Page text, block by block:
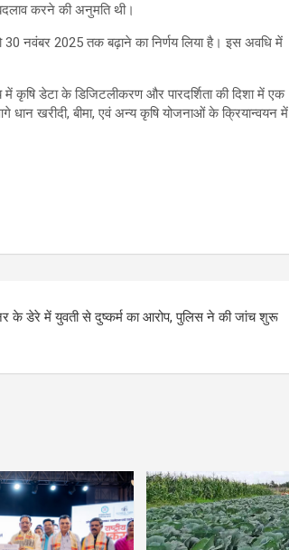
करने की अनुमति थी।
नवंबर 2025 तक बढ़ाने का निर्णय लिया है। इस अवधि में
कृषि डेटा के डिजिटलीकरण और पारदर्शिता की दिशा में एक
खरीदी, बीमा, एवं अन्य कृषि योजनाओं के क्रियान्वयन में
के डेरे में युवती से दुष्कर्म का आरोप, पुलिस ने की जांच शुरू